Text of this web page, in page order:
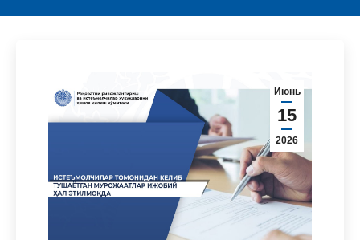
Июнь
15
2026